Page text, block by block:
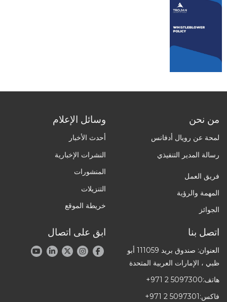
من نحن
لمحة عن رويال أدفانس
رسالة المدير التنفيذي
فريق العمل
المهمة والرؤية
الجوائز
وسائل الإعلام
أحدث الأخبار
النشرات الإخبارية
المنشورات
التنزيلات
خريطة الموقع
اتصل بنا
العنوان: صندوق بريد 111059 أبو
ظبي ، الإمارات العربية المتحدة
هاتف:+971 2 5097300
فاكس: +971 2 5097301
ابق على اتصال